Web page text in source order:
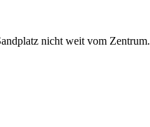
nicht weit vom Zentrum.